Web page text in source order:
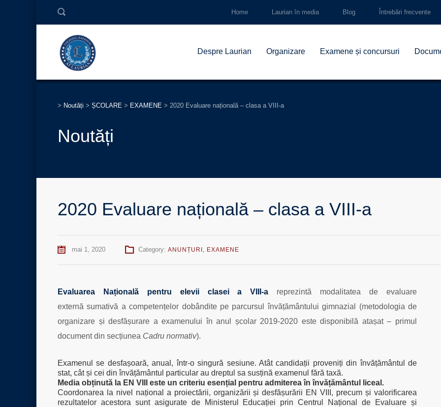
Home Laurian în media Blog Întrebări frecvente
Despre Laurian Organizare Examene și concursuri
> Noutăți > ȘCOLARE > EXAMENE > 2020 Evaluare națională – clasa a VIII-a
Noutăți
2020 Evaluare națională – clasa a VIII-a
mai 1, 2020 Category: ANUNȚURI , EXAMENE
Evaluarea Națională pentru elevii clasei a VIII-a reprezintă modalitatea de evaluare
externă sumativă a competențelor dobândite pe parcursul învățământului gimnazial (metodologia de
organizare și desfășurare a examenului în anul școlar 2019-2020 este disponibilă atașat – primul
document din secțiunea Cadru normativ).
Examenul se desfașoară, anual, într-o singură sesiune. Atât candidații proveniți din învățământul de
stat, cât și cei din învățământul particular au dreptul sa susțină examenul fără taxă.
Media obținută la EN VIII este un criteriu esențial pentru admiterea în învățământul liceal.
Coordonarea la nivel național a proiectării, organizării și desfășurării EN VIII, precum și valorificarea
rezultatelor acestora sunt asigurate de Ministerul Educației prin Centrul Național de Evaluare și